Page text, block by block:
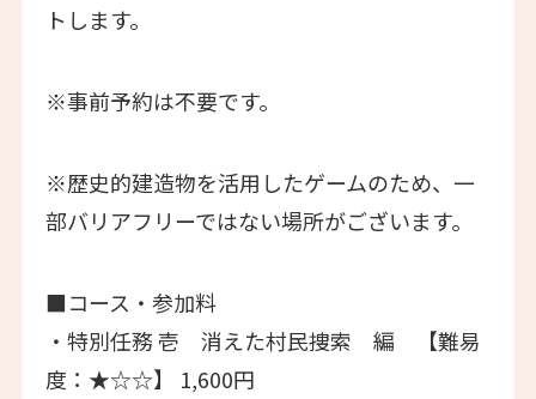
トします。
※事前予約は不要です。
※歴史的建造物を活用したゲームのため、一
部バリアフリーではない場所がございます。
■コース・参加料
・特別任務 壱 消えた村民捜索 編 【難易
度：★☆☆】 1,600円